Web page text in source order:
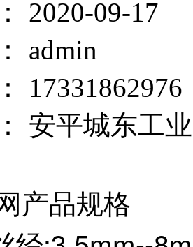
2020-09-17
admin
17331862976
安平城东工
产品规格